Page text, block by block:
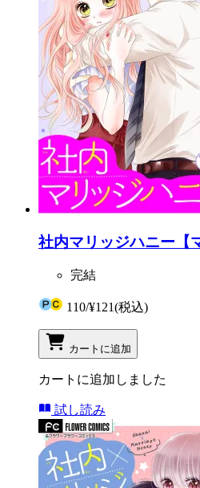
社内マリッジハニー【
完結
110/¥121(税込)
カートに追加
カートに追加しました
試し読み